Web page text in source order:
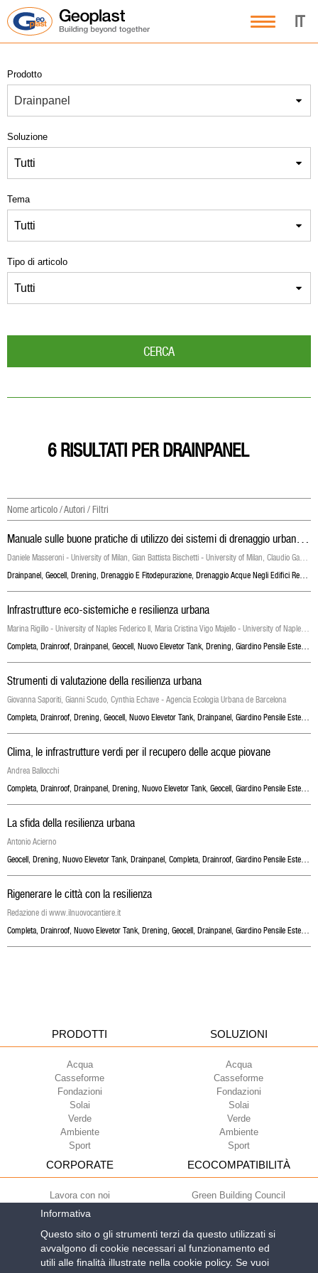
IT
Prodotto
Drainpanel
Soluzione
Tutti
Tema
Tutti
Tipo di articolo
Tutti
CERCA
6 RISULTATI PER DRAINPANEL
Nome articolo / Autori / Filtri
Daniele Masseroni - University of Milan, Gian Battista Bischetti - University of Milan, Claudio Gandolfi - University of Milan
Drainpanel, Geocell , Drening, Drenaggio E Fitodepurazione, Drenaggio Acque Negli Edifici Residenziali E Commerciali
Infrastrutture eco-sistemiche e resilienza urbana
Marina Rigillo - University of Naples Federico II, Maria Cristina Vigo Majello - University of Naples Federico II
Completa, Drainroof, Drainpanel, Geocell , Nuovo Elevetor Tank, Drening, Giardino Pensile Estensivo A Prato
Strumenti di valutazione della resilienza urbana
Giovanna Saporiti, Gianni Scudo, Cynthia Echave - Agencia Ecologia Urbana de Barcelona
Completa, Drainroof, Drening, Geocell , Nuovo Elevetor Tank, Drainpanel, Giardino Pensile Estensivo A Prato
Clima, le infrastrutture verdi per il recupero delle acque piovane
Andrea Ballocchi
Completa, Drainroof, Drainpanel, Drening, Nuovo Elevetor Tank, Geocell , Giardino Pensile Estensivo A Prato
La sfida della resilienza urbana
Antonio Acierno
Geocell , Drening, Nuovo Elevetor Tank, Drainpanel, Completa, Drainroof, Giardino Pensile Estensivo A Prato
Rigenerare le città con la resilienza
Redazione di www.ilnuovocantiere.it
Completa, Drainroof, Nuovo Elevetor Tank, Drening, Geocell , Drainpanel, Giardino Pensile Estensivo A Prato
PRODOTTI
Acqua
Casseforme
Fondazioni
Solai
Verde
Ambiente
Sport
SOLUZIONI
Acqua
Casseforme
Fondazioni
Solai
Verde
Ambiente
Sport
CORPORATE
Lavora con noi
Termini di utilizzo
Newsletter
ECOCOMPATIBILITÀ
Green Building Council
Informativa
Questo sito o gli strumenti terzi da questo utilizzati si
avvalgono di cookie necessari al funzionamento ed
utili alle finalità illustrate nella cookie policy. Se vuoi